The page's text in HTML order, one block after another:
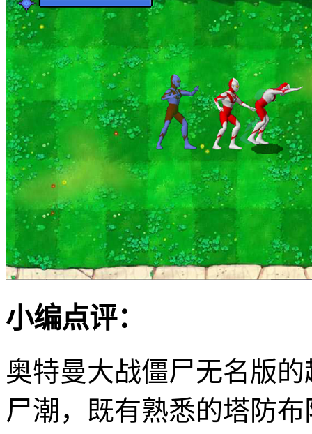
小编点评：
奥特曼大战僵尸无名版
尸潮，既有熟悉的塔防